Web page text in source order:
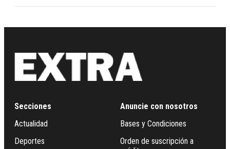
Secciones
Actualidad
Deportes
Anuncie con nosotros
Bases y Condiciones
Orden de suscripción a